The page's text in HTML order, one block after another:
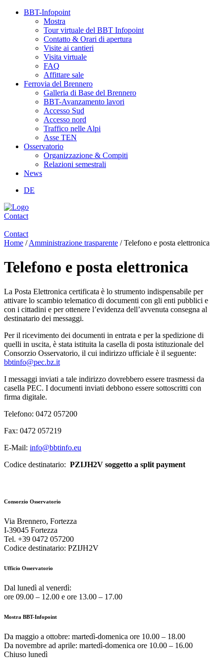
BBT-Infopoint
Mostra
Tour virtuale del BBT Infopoint
Contatto & Orari di apertura
Visite ai cantieri
Visita virtuale
FAQ
Affittare sale
Ferrovia del Brennero
Galleria di Base del Brennero
BBT-Avanzamento lavori
Accesso Sud
Accesso nord
Traffico nelle Alpi
Asse TEN
Osservatorio
Organizzazione & Compiti
Relazioni semestrali
News
DE
Contact
Contact
Home /Amministrazione trasparente /Telefono e posta elettronica
Telefono e posta elettronica
La Posta Elettronica certificata è lo strumento indispensabile per
attivare lo scambio telematico di documenti con gli enti pubblici e
con i cittadini e per ottenere l’evidenza dell’avvenuta consegna al
destinatario dei messaggi.
Per il ricevimento dei documenti in entrata e per la spedizione di
quelli in uscita, è stata istituita la casella di posta istituzionale del
Consorzio Osservatorio, il cui indirizzo ufficiale è il seguente:
bbtinfo@pec.bz.it
I messaggi inviati a tale indirizzo dovrebbero essere trasmessi da
casella PEC. I documenti inviati debbono essere sottoscritti con
firma digitale.
Telefono: 0472 057200
Fax: 0472 057219
E-Mail: info@bbtinfo.eu
Codice destinatario: PZIJH2V soggetto a split payment
Consorzio Osservatorio
Via Brennero, Fortezza
I-39045 Fortezza
Tel. +39 0472 057200
Codice destinatario: PZIJH2V
Ufficio Osservatorio
Dal lunedì al venerdì:
ore 09.00 – 12.00 e ore 13.00 – 17.00
Mostra BBT-Infopoint
Da maggio a ottobre: martedì-domenica ore 10.00 – 18.00
Da novembre ad aprile: martedì-domenica ore 10.00 – 16.00
Chiuso lunedì